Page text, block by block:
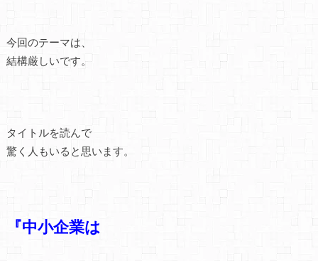
今回のテーマは、
結構厳しいです。
タイトルを読んで
驚く人もいると思います。
『中小企業は